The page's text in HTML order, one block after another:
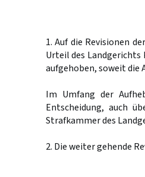
1. Auf die Revisionen
Urteil des
aufgehoben, soweit die
Im Umfang der
Entscheidung, auch
Strafkammer des
2. Die weiter gehende